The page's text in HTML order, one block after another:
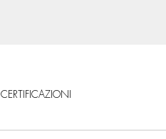
CERTIFICAZIONI